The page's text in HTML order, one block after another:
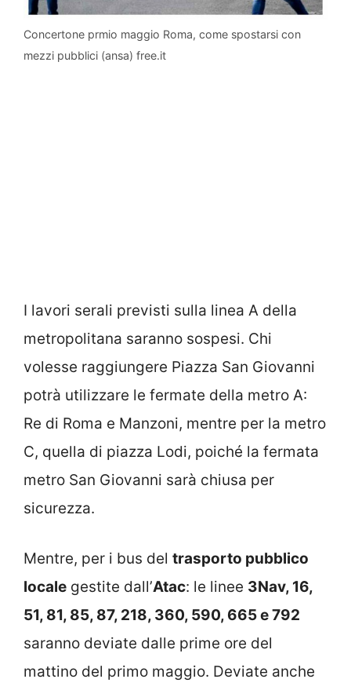
Concertone prmio maggio Roma, come spostarsi con
mezzi pubblici (ansa) free.it
I lavori serali previsti sulla linea A della
metropolitana saranno sospesi. Chi
volesse raggiungere Piazza San Giovanni
potrà utilizzare le fermate della metro A:
Re di Roma e Manzoni, mentre per la metro
C, quella di piazza Lodi, poiché la fermata
metro San Giovanni sarà chiusa per
sicurezza.
Mentre, per i bus del trasporto pubblico
locale gestite dall’Atac: le linee 3Nav, 16,
51, 81, 85, 87, 218, 360, 590, 665 e 792
saranno deviate dalle prime ore del
mattino del primo maggio. Deviate anche